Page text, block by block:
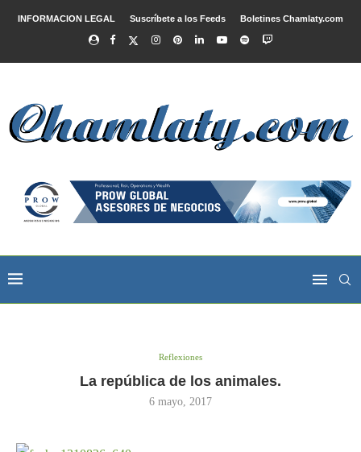
INFORMACION LEGAL Suscríbete a los Feeds Boletines Chamlaty.com
Reflexiones
La república de los animales.
6 mayo, 2017